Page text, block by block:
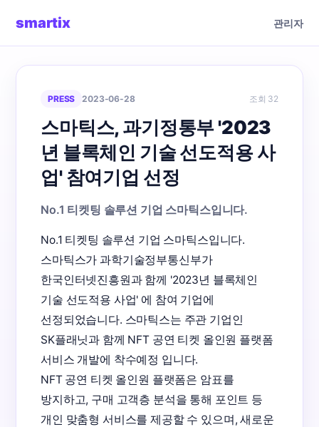
smartix 관리자
PRESS 2023-06-28 조회 32
스마틱스, 과기정통부 '2023
년 블록체인 기술 선도적용 사
업' 참여기업 선정
No.1 티켓팅 솔루션 기업 스마틱스입니다.
No.1 티켓팅 솔루션 기업 스마틱스입니다.
스마틱스가 과학기술정부통신부가
한국인터넷진흥원과 함께 '2023년 블록체인
기술 선도적용 사업' 에 참여 기업에
선정되었습니다. 스마틱스는 주관 기업인
SK플래닛과 함께 NFT 공연 티켓 올인원 플랫폼
서비스 개발에 착수예정 입니다.
NFT 공연 티켓 올인원 플랫폼은 암표를
방지하고, 구매 고객층 분석을 통해 포인트 등
개인 맞춤형 서비스를 제공할 수 있으며, 새로운